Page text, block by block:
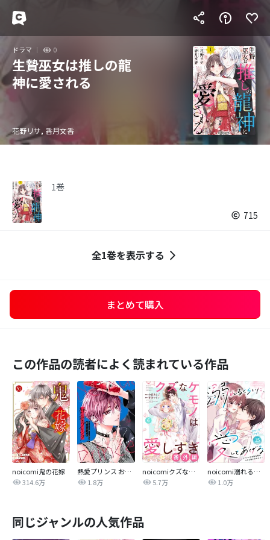
ドラマ 0
生贄巫女は推しの龍
神に愛される
花野リサ, 香月文香
1巻
715
全1巻を表示する
まとめて購入
この作品の読者によく読まれている作品
noicomi鬼の花嫁
314.6万
熱愛プリンス お兄ちゃんはキミが好き
1.8万
noicomiクズなケモノは愛しすぎ
5.7万
noicomi溺れるくらいに、愛してあげる～イジワルな未紘先輩は今日も番を甘やかす～
1.0万
同じジャンルの人気作品